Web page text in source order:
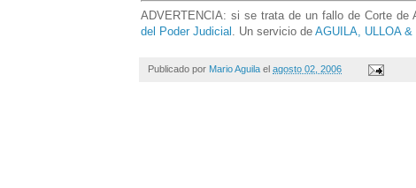
ADVERTENCIA: si se trata de un fallo de Corte de
del Poder Judicial
. Un servicio de AGUILA, ULLOA &
Publicado por Mario Aguila el agosto 02, 2006